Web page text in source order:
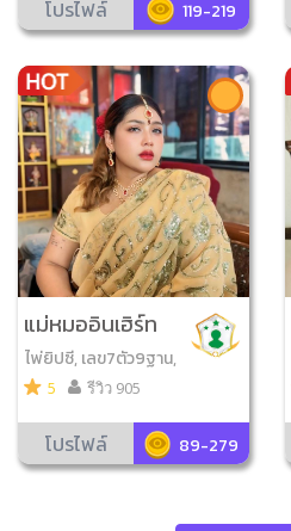
โปรไฟล์ 119-219
แม่หมออินเฮิร์ท
ไพ่ยิปซี, เลข7ตัว9ฐาน,
ไพ่ออราเคิล, ดูหินสี, ไ
ก, ไพ่ญาณ ณ โลก
5 รีวิว 905
โปรไฟล์ 89-279